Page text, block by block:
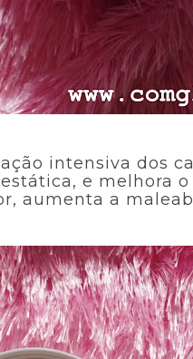
intensiva dos
e melhora
aumenta a